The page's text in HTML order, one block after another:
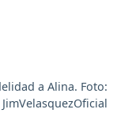
a Alina. Foto: